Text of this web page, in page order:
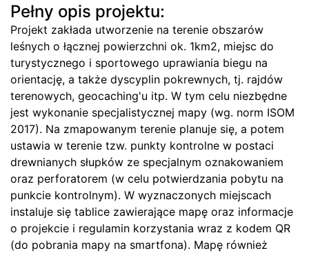
Pełny opis projektu:
Projekt zakłada utworzenie na terenie obszarów
leśnych o łącznej powierzchni ok. 1km2, miejsc do
turystycznego i sportowego uprawiania biegu na
orientację, a także dyscyplin pokrewnych, tj. rajdów
terenowych, geocaching'u itp. W tym celu niezbędne
jest wykonanie specjalistycznej mapy (wg. norm ISOM
2017). Na zmapowanym terenie planuje się, a potem
ustawia w terenie tzw. punkty kontrolne w postaci
drewnianych słupków ze specjalnym oznakowaniem
oraz perforatorem (w celu potwierdzania pobytu na
punkcie kontrolnym). W wyznaczonych miejscach
instaluje się tablice zawierające mapę oraz informacje
o projekcie i regulamin korzystania wraz z kodem QR
(do pobrania mapy na smartfona). Mapę również